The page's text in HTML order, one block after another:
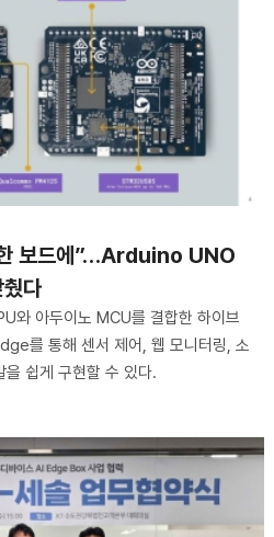
보드에”…Arduino UNO
다
와 아두이노 MCU를 결합한 하이브
를 통해 센서 제어, 웹 모니터링, 소
쉽게 구현할 수 있다.